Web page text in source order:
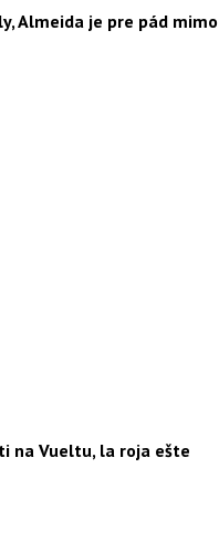
Almeida je pre pád mimo
na Vueltu, la roja ešte